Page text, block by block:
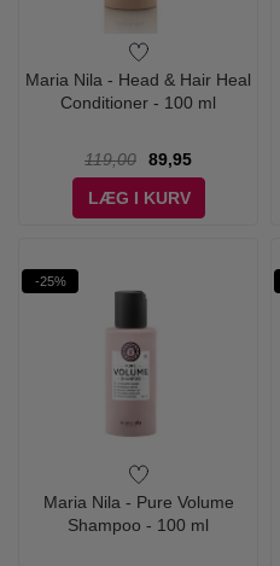
Maria Nila - Head & Hair Heal
Conditioner - 100 ml
119,00
89,95
LÆG I KURV
-25%
Maria Nila - Pure Volume
Shampoo - 100 ml